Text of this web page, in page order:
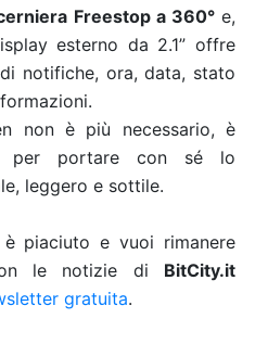
Freestop a 360°e,
esterno da 2.1” offre
notifiche, ora, data, stato
non è più necessario, è
per portare con sé lo
leggero e sottile.
piaciuto e vuoi rimanere
le notizie di BitCity.it
gratuita.